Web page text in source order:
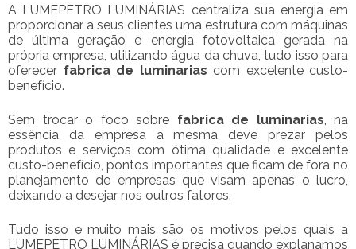
A LUMEPETRO LUMINÁRIAS centraliza sua energia em
proporcionar a seus clientes uma estrutura com máquinas
de última geração e energia fotovoltaica gerada na
própria empresa, utilizando água da chuva, tudo isso para
oferecer fabrica de luminarias com excelente custo-
benefício.
Sem trocar o foco sobre fabrica de luminarias, na
essência da empresa a mesma deve prezar pelos
produtos e serviços com ótima qualidade e excelente
custo-benefício, pontos importantes que ficam de fora no
planejamento de empresas que visam apenas o lucro,
deixando a desejar nos outros fatores.
Tudo isso e muito mais são os motivos pelos quais a
LUMEPETRO LUMINÁRIAS é precisa quando explanamos